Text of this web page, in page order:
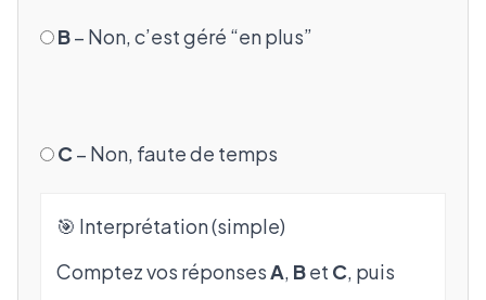
B– Non, c’est géré “en plus”
C– Non, faute de temps
🎯 Interprétation (simple)
Comptez vos réponsesA, Bet C, puis